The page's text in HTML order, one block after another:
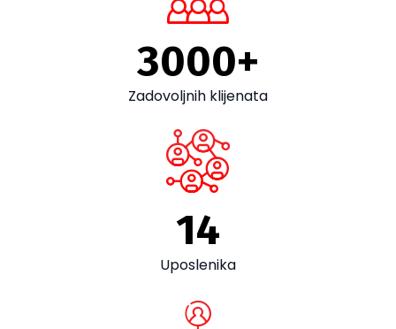
3000+
Zadovoljnih klijenata
14
Uposlenika